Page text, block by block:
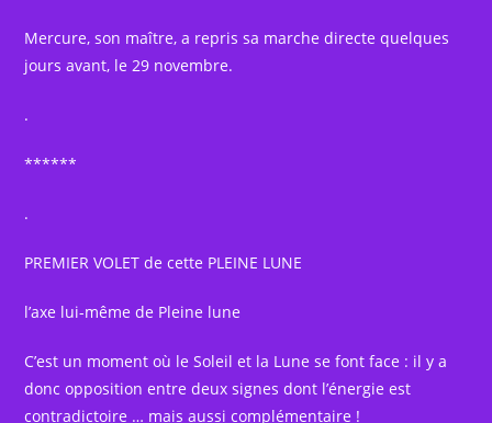
Mercure, son maître, a repris sa marche directe quelques
jours avant, le 29 novembre.
.
******
.
PREMIER VOLET de cette PLEINE LUNE
l’axe lui-même de Pleine lune
C’est un moment où le Soleil et la Lune se font face : il y a
donc opposition entre deux signes dont l’énergie est
contradictoire … mais aussi complémentaire !